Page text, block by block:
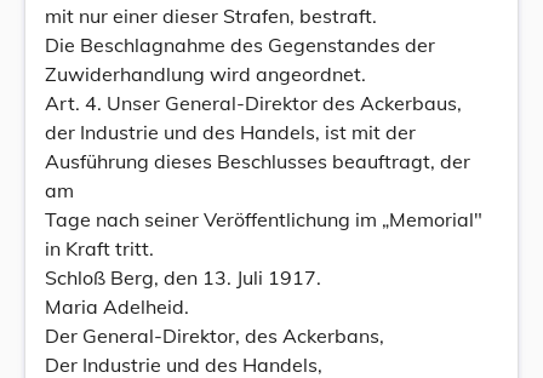
mit nur einer dieser Strafen, bestraft.
Die Beschlagnahme des Gegenstandes der
Zuwiderhandlung wird angeordnet.
Art. 4. Unser General-Direktor des Ackerbaus,
der Industrie und des Handels, ist mit der
Ausführung dieses Beschlusses beauftragt, der
am
Tage nach seiner Veröffentlichung im „Memorial"
in Kraft tritt.
Schloß Berg, den 13. Juli 1917.
Maria Adelheid.
Der General-Direktor, des Ackerbans,
Der Industrie und des Handels,